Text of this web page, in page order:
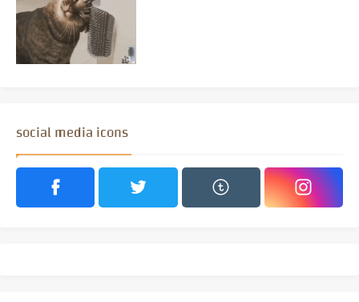
social media icons